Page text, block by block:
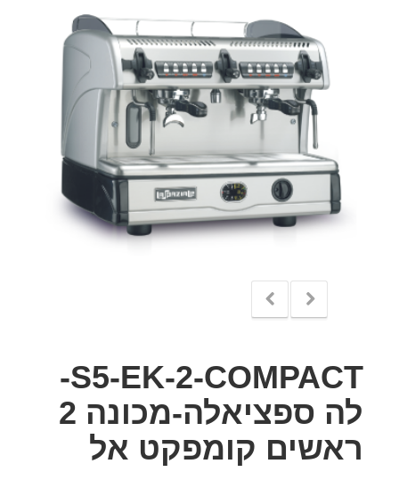
S5-EK-2-COMPACT-
לה ספציאלה-מכונה 2
ראשים קומפקט אל